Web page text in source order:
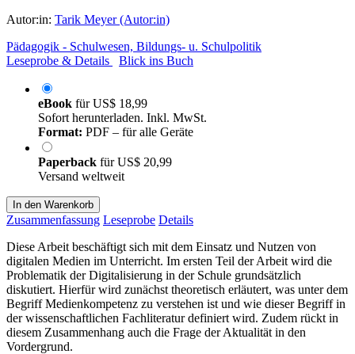
Autor:in: Tarik Meyer (Autor:in)
Pädagogik - Schulwesen, Bildungs- u. Schulpolitik
Leseprobe & Details
Blick ins Buch
eBook fürUS$ 18,99
Sofort herunterladen. Inkl. MwSt.
Format: PDF – für alle Geräte
Paperback fürUS$ 20,99
Versand weltweit
In den Warenkorb
Zusammenfassung Leseprobe Details
Diese Arbeit beschäftigt sich mit dem Einsatz und Nutzen von
digitalen Medien im Unterricht. Im ersten Teil der Arbeit wird die
Problematik der Digitalisierung in der Schule grundsätzlich
diskutiert. Hierfür wird zunächst theoretisch erläutert, was unter dem
Begriff Medienkompetenz zu verstehen ist und wie dieser Begriff in
der wissenschaftlichen Fachliteratur definiert wird. Zudem rückt in
diesem Zusammenhang auch die Frage der Aktualität in den
Vordergrund.